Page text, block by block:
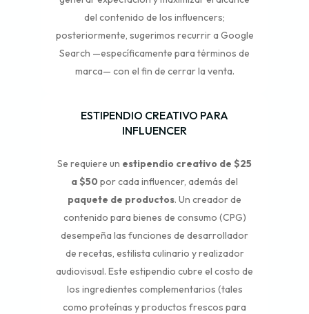
del contenido de los influencers;
posteriormente, sugerimos recurrir a Google
Search —específicamente para términos de
marca— con el fin de cerrar la venta.
ESTIPENDIO CREATIVO PARA
INFLUENCER
Se requiere un estipendio creativo de $25
a $50 por cada influencer, además del
paquete de productos. Un creador de
contenido para bienes de consumo (CPG)
desempeña las funciones de desarrollador
de recetas, estilista culinario y realizador
audiovisual. Este estipendio cubre el costo de
los ingredientes complementarios (tales
como proteínas y productos frescos para